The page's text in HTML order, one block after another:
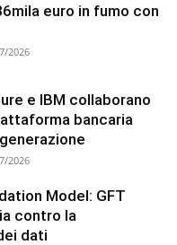
euro in fumo con
2026
e IBM collaborano
bancaria
2026
Model: GFT
contro la
dati